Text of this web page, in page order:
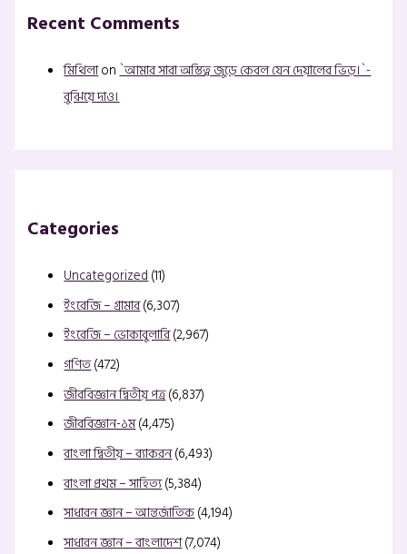
Recent Comments
মিথিলাon`আমার সারা অস্তিত্ব জুড়ে কেবল যেন দেয়ালের ভিড়।`-
বুঝিয়ে দাও।
Categories
Uncategorized(11)
ইংরেজি – গ্রামার(6,307)
ইংরেজি – ভোকাবুলারি(2,967)
গণিত(472)
জীববিজ্ঞান দ্বিতীয় পত্র(6,837)
জীববিজ্ঞান-১ম(4,475)
বাংলা দ্বিতীয় – ব্যাকরন(6,493)
বাংলা প্রথম – সাহিত্য(5,384)
সাধারন জ্ঞান – আন্তর্জাতিক(4,194)
সাধারন জ্ঞান – বাংলাদেশ(7,074)